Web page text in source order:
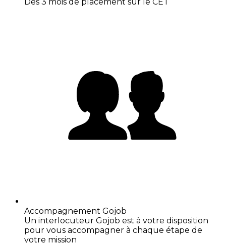
Accompagnement Gojob
Un interlocuteur Gojob est à votre disposition
pour vous accompagner à chaque étape de
votre mission